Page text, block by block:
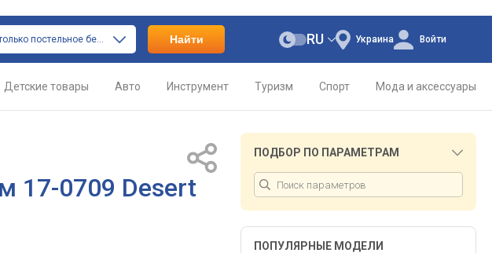
только постельное белье Найти Украина
RU Войти
Детские товары Авто Инструмент Туризм Спорт Мода и аксессуары
17-0709 Desert
ПОДБОР ПО ПАРАМЕТРАМ
ПОПУЛЯРНЫЕ МОДЕЛИ